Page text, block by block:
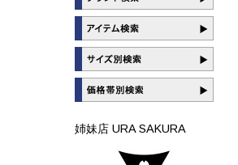
姉妹店 URA SAKURA